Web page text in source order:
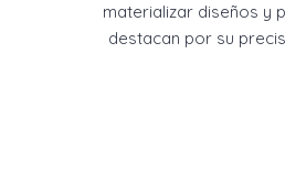
materializar diseños y
destacan por su